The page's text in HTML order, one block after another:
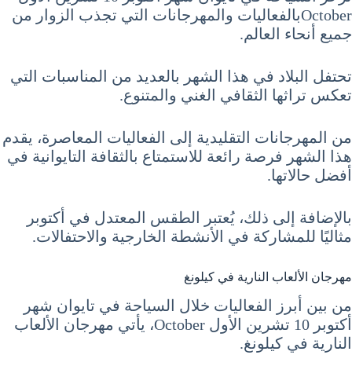
Octoberبالفعاليات والمهرجانات التي تجذب الزوار من
جميع أنحاء العالم.
تحتفل البلاد في هذا الشهر بالعديد من المناسبات التي
تعكس تراثها الثقافي الغني والمتنوع.
من المهرجانات التقليدية إلى الفعاليات المعاصرة، يقدم
هذا الشهر فرصة رائعة للاستمتاع بالثقافة التايوانية في
أفضل حالاتها.
بالإضافة إلى ذلك، يُعتبر الطقس المعتدل في أكتوبر
مثاليًا للمشاركة في الأنشطة الخارجية والاحتفالات.
مهرجان الألعاب النارية في كيلونغ
من بين أبرز الفعاليات خلال السياحة في تايوان شهر
أكتوبر 10 تشرين الأول October، يأتي مهرجان الألعاب
النارية في كيلونغ.